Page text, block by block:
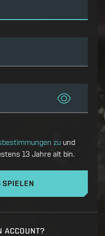
zu und
13 Jahre alt bin.
SPIELEN
ACCOUNT?